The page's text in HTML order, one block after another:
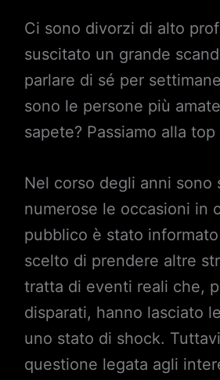
Ci sono divorzi di alto
suscitato un grande
parlare di sé per
sono le persone più
sapete? Passiamo alla top
Nel corso degli anni sono
numerose le occasioni in
pubblico è stato
scelto di prendere altre
tratta di eventi reali che,
disparati, hanno lasciato
uno stato di shock.
questione legata agli